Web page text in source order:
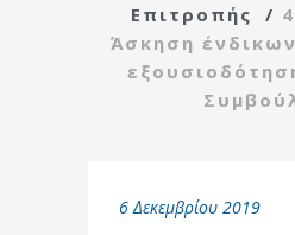
Επιτροπής
/
Άσκηση
6 Δεκεμβρίου 2019